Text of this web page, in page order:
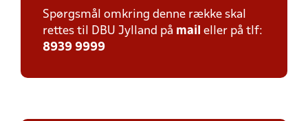
Spørgsmål omkring denne række skal
rettes til DBU Jylland på mail eller på tlf:
8939 9999